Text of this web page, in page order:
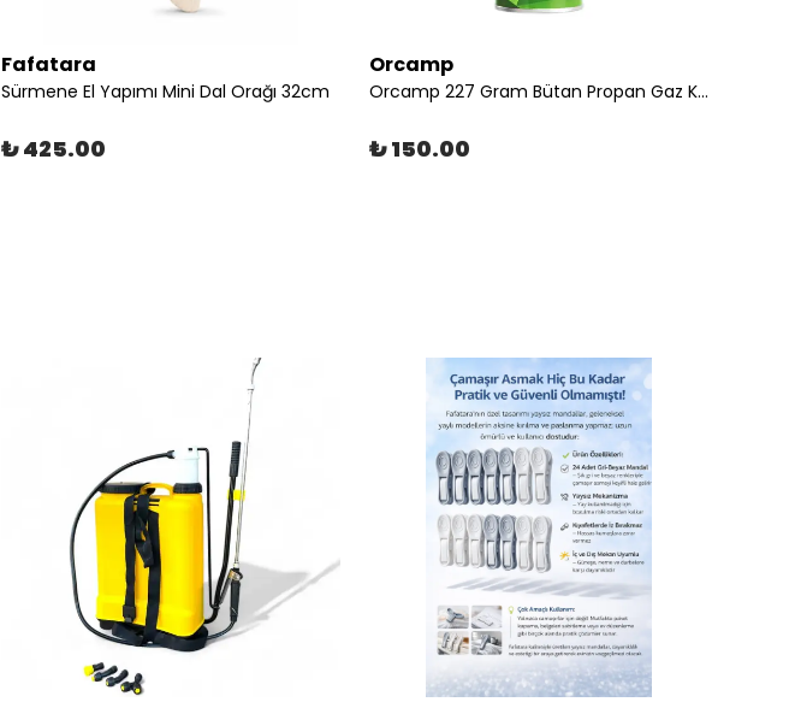
Fafatara
Sürmene El Yapımı Mini Dal Orağı 32cm
₺ 425.00
Orcamp
Orcamp 227 Gram Bütan Propan Gaz Kartuşu – Kamp Ocağı ve Pürmüz Uyumlu
₺ 150.00